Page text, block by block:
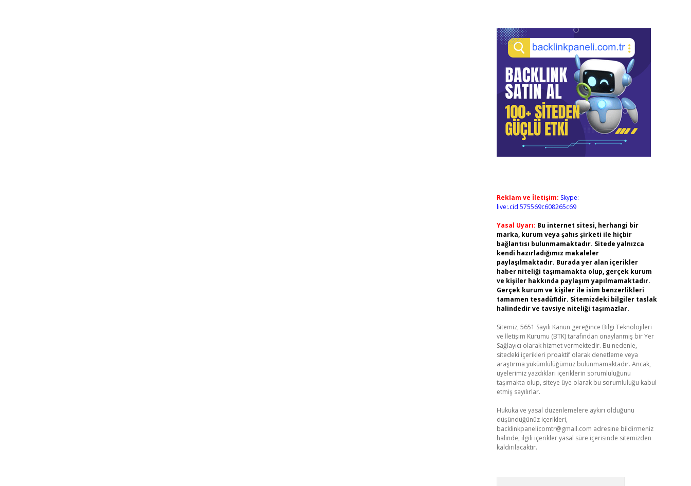
Reklam ve İletişim: Skype:
live:.cid.575569c608265c69
Yasal Uyarı: Bu internet sitesi, herhangi bir
marka, kurum veya şahıs şirketi ile hiçbir
bağlantısı bulunmamaktadır. Sitede yalnızca
kendi hazırladığımız makaleler
paylaşılmaktadır. Burada yer alan içerikler
haber niteliği taşımamakta olup, gerçek kurum
ve kişiler hakkında paylaşım yapılmamaktadır.
Gerçek kurum ve kişiler ile isim benzerlikleri
tamamen tesadüfidir. Sitemizdeki bilgiler taslak
halindedir ve tavsiye niteliği taşımazlar.
Sitemiz, 5651 Sayılı Kanun gereğince Bilgi Teknolojileri
ve İletişim Kurumu (BTK) tarafından onaylanmış bir Yer
Sağlayıcı olarak hizmet vermektedir. Bu nedenle,
sitedeki içerikleri proaktif olarak denetleme veya
araştırma yükümlülüğümüz bulunmamaktadır. Ancak,
üyelerimiz yazdıkları içeriklerin sorumluluğunu
taşımakta olup, siteye üye olarak bu sorumluluğu kabul
etmiş sayılırlar.
Hukuka ve yasal düzenlemelere aykırı olduğunu
düşündüğünüz içerikleri,
backlinkpanelicomtr@gmail.com adresine bildirmeniz
halinde, ilgili içerikler yasal süre içerisinde sitemizden
kaldırılacaktır.